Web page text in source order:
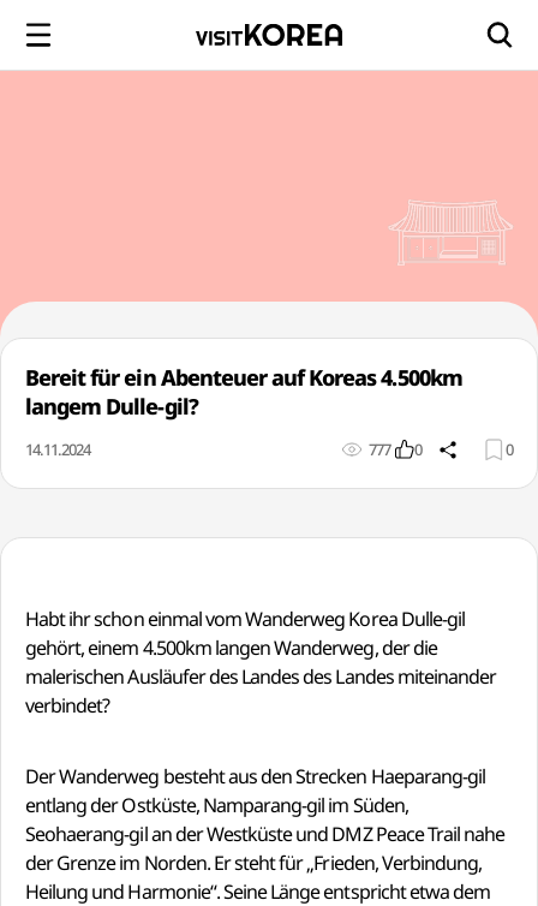
Bereit für ein Abenteuer auf Koreas 4.500km
langem Dulle-gil?
14.11.2024 777 0 0
Habt ihr schon einmal vom Wanderweg Korea Dulle-gil
gehört, einem 4.500km langen Wanderweg, der die
malerischen Ausläufer des Landes des Landes miteinander
verbindet?
Der Wanderweg besteht aus den Strecken Haeparang-gil
entlang der Ostküste, Namparang-gil im Süden,
Seohaerang-gil an der Westküste und DMZ Peace Trail nahe
der Grenze im Norden. Er steht für „Frieden, Verbindung,
Heilung und Harmonie“. Seine Länge entspricht etwa dem